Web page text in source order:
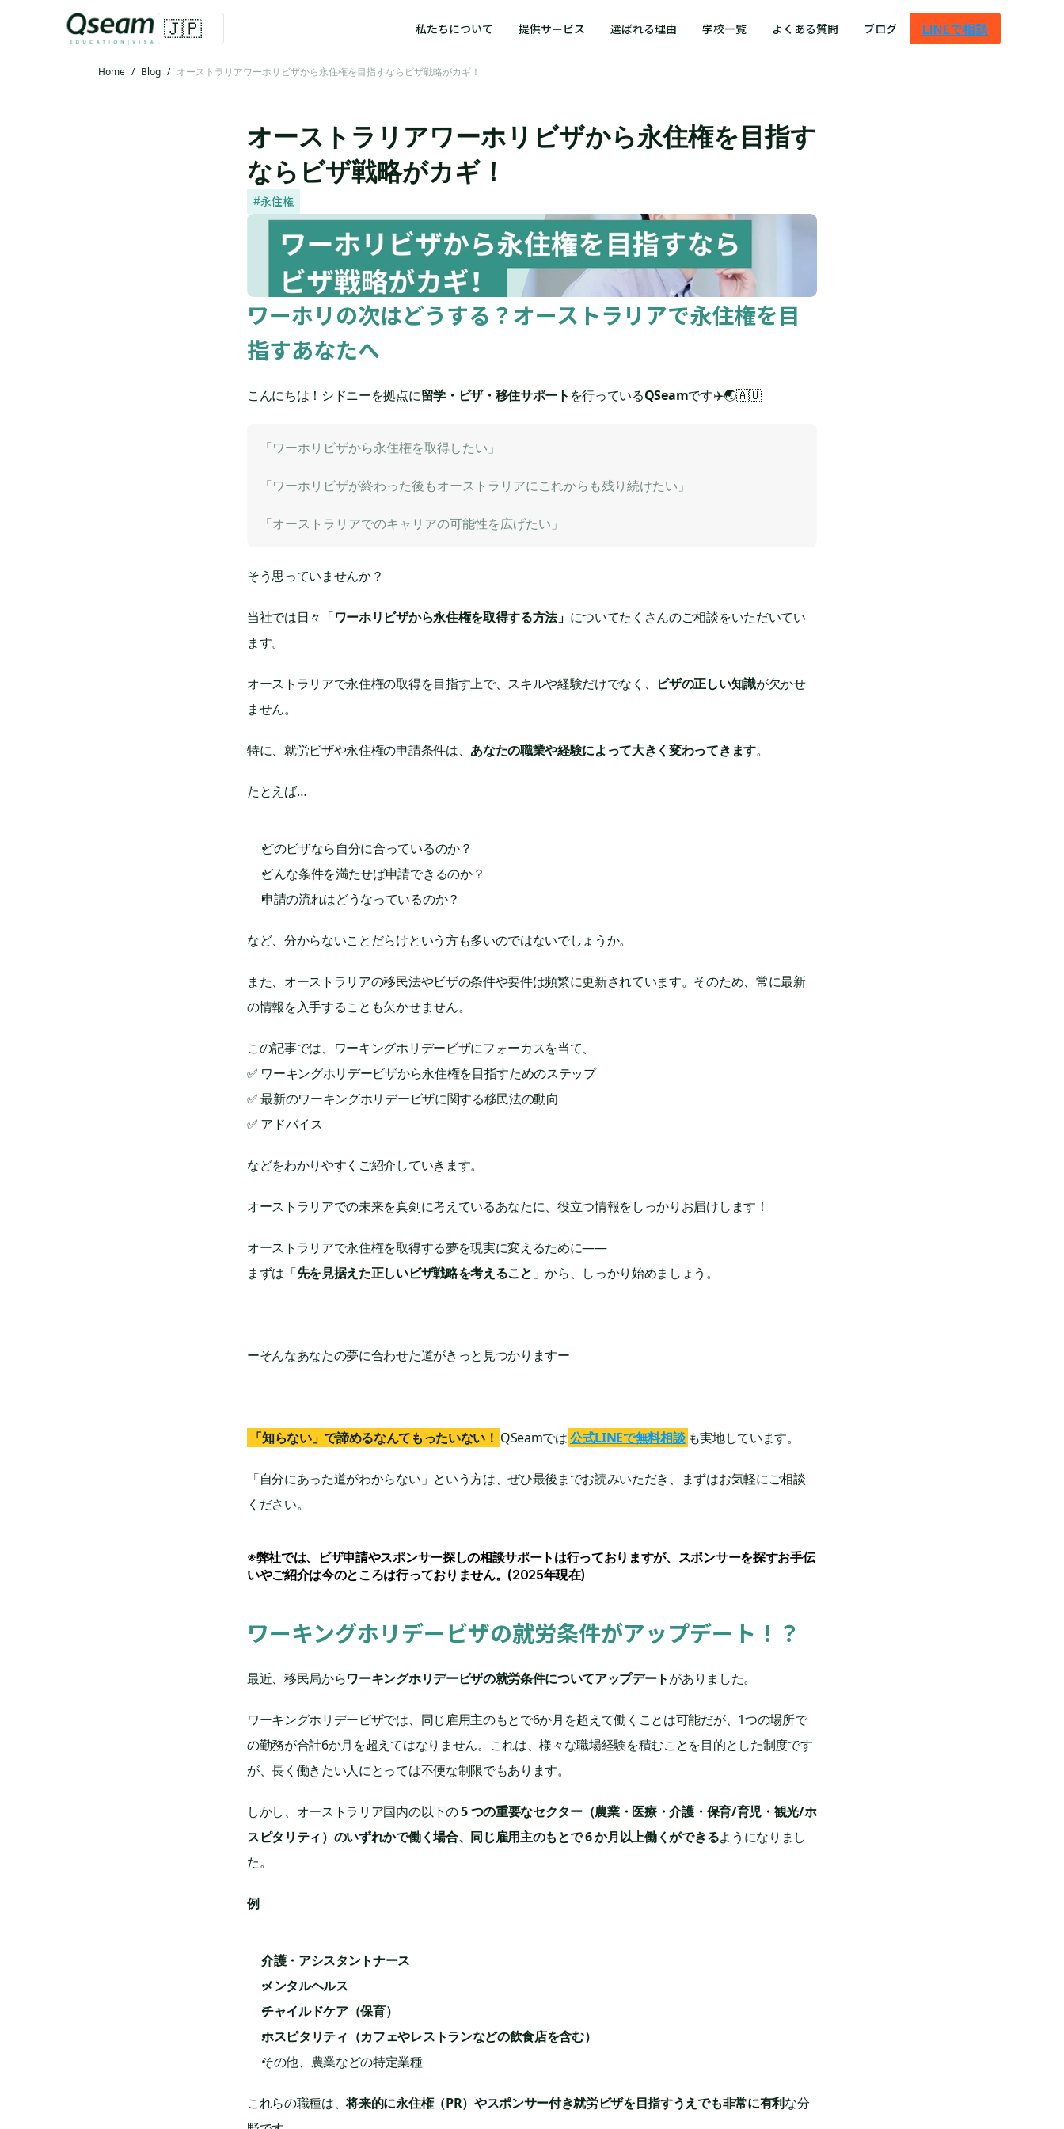
Home / Blog / オーストラリアワーホリビザから永住権を目指すならビザ戦略がカギ！
オーストラリアワーホリビザから永住権を目指す
ならビザ戦略がカギ！
#永住権
ワーホリの次はどうする？オーストラリアで永住権を目
指すあなたへ
こんにちは！シドニーを拠点に留学・ビザ・移住サポート を行っているQSeamです✈️🌏🇦🇺
「ワーホリビザから永住権を取得したい」
「ワーホリビザが終わった後もオーストラリアにこれからも残り続けたい」
「オーストラリアでのキャリアの可能性を広げたい」
そう思っていませんか？
当社では日々「ワーホリビザから永住権を取得する方法」 についてたくさんのご相談をいただいてい
ます。
オーストラリアで永住権の取得を目指す上で、スキルや経験だけでなく、 ビザの正しい知識が欠かせ
ません。
特に、就労ビザや永住権の申請条件は、 あなたの職業や経験によって大きく変わってきます。
たとえば…
どのビザなら自分に合っているのか？
どんな条件を満たせば申請できるのか？
申請の流れはどうなっているのか？
など、分からないことだらけという方も多いのではないでしょうか。
また、オーストラリアの移民法やビザの条件や要件は頻繁に更新されています。そのため、常に最新
の情報を入手することも欠かせません。
この記事では、ワーキングホリデービザにフォーカスを当て、
✅ ワーキングホリデービザから永住権を目指すためのステップ
✅ 最新のワーキングホリデービザに関する移民法の動向
✅ アドバイス
などをわかりやすくご紹介していきます。
オーストラリアでの未来を真剣に考えているあなたに、役立つ情報をしっかりお届けします！
オーストラリアで永住権を取得する夢を現実に変えるために——
まずは「先を見据えた正しいビザ戦略を考えること 」から、しっかり始めましょう。
ーそんなあなたの夢に合わせた道がきっと見つかりますー
「知らない」で諦めるなんてもったいない！ QSeamでは公式LINEで無料相談 も実地しています。
「自分にあった道がわからない」という方は、ぜひ最後までお読みいただき、まずはお気軽にご相談
ください。
※弊社では、ビザ申請やスポンサー探しの相談サポートは行っておりますが、スポンサーを探すお手伝
いやご紹介は今のところは行っておりません。(2025年現在)
ワーキングホリデービザの就労条件がアップデート！？
最近、移民局からワーキングホリデービザの就労条件についてアップデートがありました。
ワーキングホリデービザでは、同じ雇用主のもとで6か月を超えて働くことは可能だが、1つの場所で
の勤務が合計6か月を超えてはなりません。これは、様々な職場経験を積むことを目的とした制度です
が、長く働きたい人にとっては不便な制限でもあります。
しかし、オーストラリア国内の以下の 5 つの重要なセクター（農業・医療・介護・保育/育児・観光/ホ
スピタリティ）のいずれかで働く場合、同じ雇用主のもとで 6 か月以上働くができるようになりまし
た。
例
介護・アシスタントナース
メンタルヘルス
チャイルドケア（保育）
ホスピタリティ（カフェやレストランなどの飲食店を含む）
その他、農業などの特定業種
これらの職種は、将来的に永住権（PR）やスポンサー付き就労ビザを目指すうえでも非常に有利な分
🇯🇵 私たちについて 提供サービス 選ばれる理由 学校一覧 よくある質問 ブログ LINEで相談